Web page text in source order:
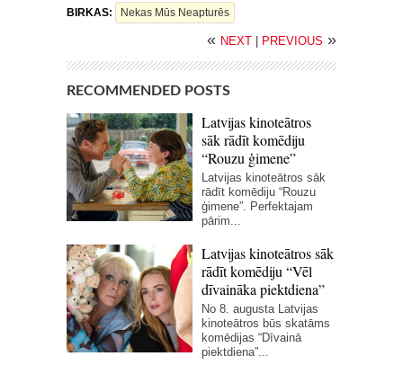
BIRKAS: Nekas Mūs Neapturēs
« NEXT PREVIOUS »
RECOMMENDED POSTS
Latvijas kinoteātros
sāk rādīt komēdiju
“Rouzu ģimene”
Latvijas kinoteātros sāk
rādīt komēdiju “Rouzu
ģimene”. Perfektajam
pārim...
Latvijas kinoteātros sāk
rādīt komēdiju “Vēl
dīvaināka piektdiena”
No 8. augusta Latvijas
kinoteātros būs skatāms
komēdijas “Dīvainā
piektdiena”...